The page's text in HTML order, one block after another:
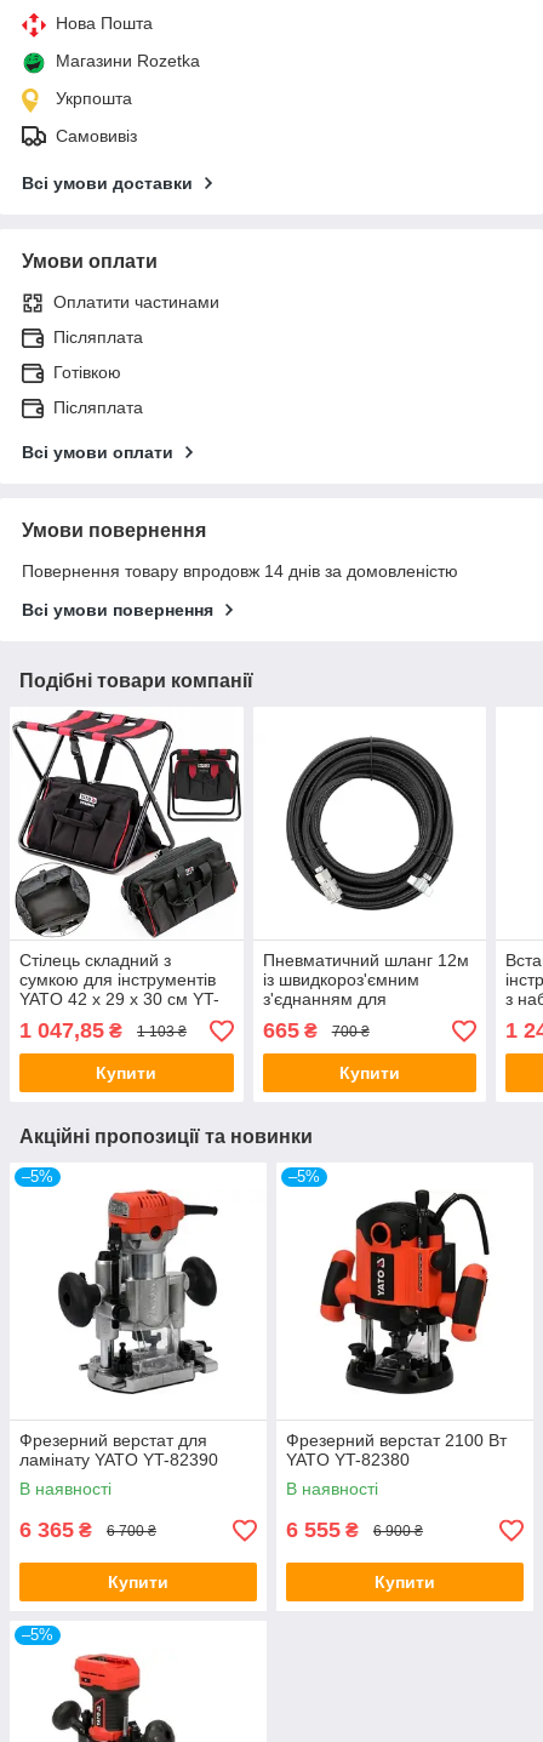
Нова Пошта
Магазини Rozetka
Укрпошта
Самовивіз
Всі умови доставки
Умови оплати
Оплатити частинами
Післяплата
Готівкою
Післяплата
Всі умови оплати
Умови повернення
Повернення товару впродовж 14 днів за домовленістю
Всі умови повернення
Подібні товари компанії
Стілець складний з
сумкою для інструментів
YATO 42 x 29 x 30 см YT-
7446
1 047,85 ₴ 1 103 ₴
Купити
Пневматичний шланг 12м
із швидкороз'ємним
з'єднанням для
автомобілів YATO YT-
24271
665₴ 700 ₴
Купити
з
1
Акційні пропозиції та новинки
–5%
Фрезерний верстат для
ламінату YATO YT-82390
В наявності
6 365 ₴ 6 700 ₴
Купити
–5%
Фрезерний верстат 2100 Вт
YATO YT-82380
В наявності
6 555 ₴ 6 900 ₴
Купити
–5%